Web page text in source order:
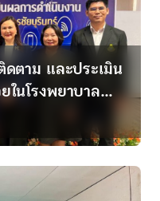
ดตาม และประเมิน
ในโรงพยาบาล